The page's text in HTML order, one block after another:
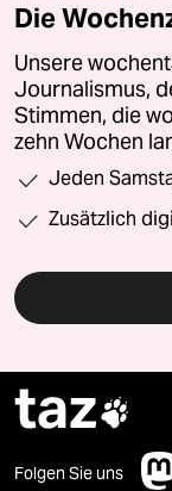
Die
Unsere
Journalismus,
Stimmen, die
zehn Wochen
Jeden
Zusätzlich
taz
Folgen Sie uns